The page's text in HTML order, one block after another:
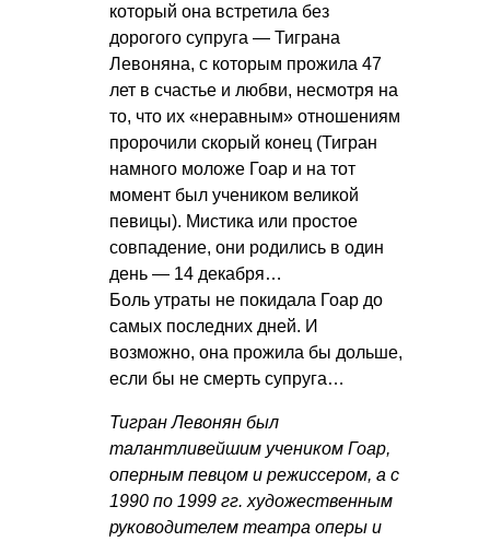
который она встретила без
дорогого супруга — Тиграна
Левоняна, с которым прожила 47
лет в счастье и любви, несмотря на
то, что их «неравным» отношениям
пророчили скорый конец (Тигран
намного моложе Гоар и на тот
момент был учеником великой
певицы). Мистика или простое
совпадение, они родились в один
день — 14 декабря…
Боль утраты не покидала Гоар до
самых последних дней. И
возможно, она прожила бы дольше,
если бы не смерть супруга…
Тигран Левонян был
талантливейшим учеником Гоар,
оперным певцом и режиссером, а с
1990 по 1999 гг. художественным
руководителем театра оперы и